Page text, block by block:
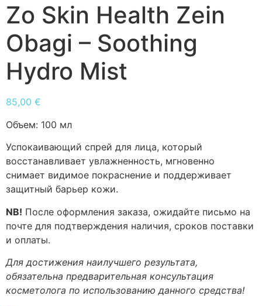
Zo Skin Health Zein
Obagi – Soothing
Hydro Mist
85,00 €
Объем: 100 мл
Успокаивающий спрей для лица, который
восстанавливает увлажненность, мгновенно
снимает видимое покраснение и поддерживает
защитный барьер кожи.
NB! После оформления заказа, ожидайте письмо на
почте для подтверждения наличия, сроков поставки
и оплаты.
Для достижения наилучшего результата,
обязательна предварительная консультация
косметолога по использованию данного средства!